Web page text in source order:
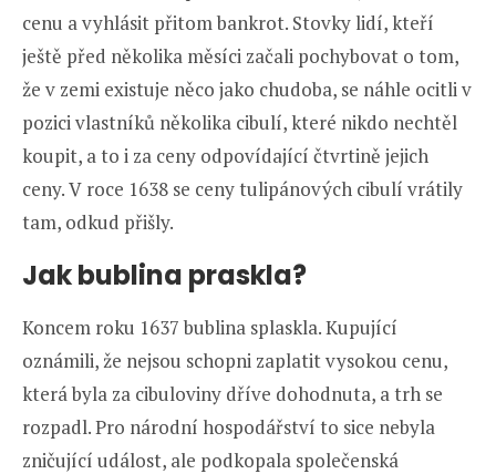
cenu a vyhlásit přitom bankrot. Stovky lidí, kteří
ještě před několika měsíci začali pochybovat o tom,
že v zemi existuje něco jako chudoba, se náhle ocitli v
pozici vlastníků několika cibulí, které nikdo nechtěl
koupit, a to i za ceny odpovídající čtvrtině jejich
ceny. V roce 1638 se ceny tulipánových cibulí vrátily
tam, odkud přišly.
Jak bublina praskla?
Koncem roku 1637 bublina splaskla. Kupující
oznámili, že nejsou schopni zaplatit vysokou cenu,
která byla za cibuloviny dříve dohodnuta, a trh se
rozpadl. Pro národní hospodářství to sice nebyla
zničující událost, ale podkopala společenská